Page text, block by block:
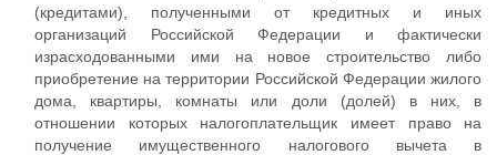
(кредитами), полученными от кредитных и иных
организаций Российской Федерации и фактически
израсходованными ими на новое строительство либо
приобретение на территории Российской Федерации жилого
дома, квартиры, комнаты или доли (долей) в них, в
отношении которых налогоплательщик имеет право на
получение имущественного налогового вычета в